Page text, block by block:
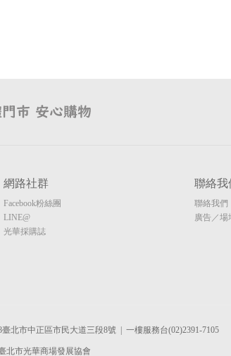
網路社群
Facebook粉絲團
LINE@
光華採購誌
聯絡我
聯絡我們
廣告／場
北市中正區市民大道三段8號 | 一樓服務台(02)2391-7105
北市光華商場發展協會